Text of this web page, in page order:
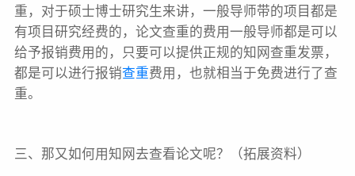
重，对于硕士博士研究生来讲，一般导师带的项目都是
有项目研究经费的，论文查重的费用一般导师都是可以
给予报销费用的，只要可以提供正规的知网查重发票，
都是可以进行报销查重费用，也就相当于免费进行了查
重。
三、那又如何用知网去查看论文呢？（拓展资料）